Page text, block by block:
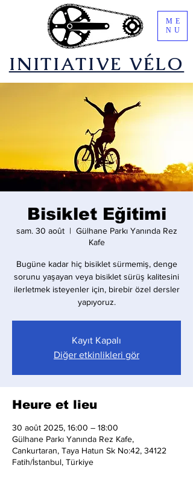
​INITIATIVE VÉLO
ME
NU
Bisiklet Eğitimi
sam. 30 août
  |
Gülhane Parkı Yanında Rez
Kafe
Bugüne kadar hiç bisiklet sürmemiş, denge
sorunu yaşayan veya bisiklet sürüş kalitesini
ilerletmek isteyenler için, birebir özel dersler
yapıyoruz.
Kayıt Kapalı
Diğer etkinlikleri gör
Heure et lieu
30 août 2025, 16:00 – 18:00
Gülhane Parkı Yanında Rez Kafe,
Cankurtaran, Taya Hatun Sk No:42, 34122
Fatih/İstanbul, Türkiye